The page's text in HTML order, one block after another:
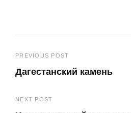
Навигация
по
записям
PREVIOUS POST
Дагестанский камень
Post
NEXT POST